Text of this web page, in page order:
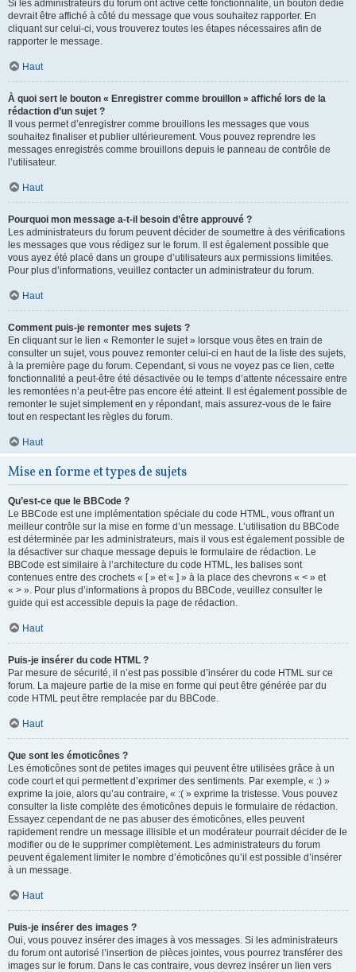
Si les administrateurs du forum ont activé cette fonctionnalité, un bouton dédié
devrait être affiché à côté du message que vous souhaitez rapporter. En
cliquant sur celui-ci, vous trouverez toutes les étapes nécessaires afin de
rapporter le message.
Haut
À quoi sert le bouton « Enregistrer comme brouillon » affiché lors de la
rédaction d’un sujet ?
Il vous permet d’enregistrer comme brouillons les messages que vous
souhaitez finaliser et publier ultérieurement. Vous pouvez reprendre les
messages enregistrés comme brouillons depuis le panneau de contrôle de
l’utilisateur.
Haut
Pourquoi mon message a-t-il besoin d’être approuvé ?
Les administrateurs du forum peuvent décider de soumettre à des vérifications
les messages que vous rédigez sur le forum. Il est également possible que
vous ayez été placé dans un groupe d’utilisateurs aux permissions limitées.
Pour plus d’informations, veuillez contacter un administrateur du forum.
Haut
Comment puis-je remonter mes sujets ?
En cliquant sur le lien « Remonter le sujet » lorsque vous êtes en train de
consulter un sujet, vous pouvez remonter celui-ci en haut de la liste des sujets,
à la première page du forum. Cependant, si vous ne voyez pas ce lien, cette
fonctionnalité a peut-être été désactivée ou le temps d’attente nécessaire entre
les remontées n’a peut-être pas encore été atteint. Il est également possible de
remonter le sujet simplement en y répondant, mais assurez-vous de le faire
tout en respectant les règles du forum.
Haut
Mise en forme et types de sujets
Qu’est-ce que le BBCode ?
Le BBCode est une implémentation spéciale du code HTML, vous offrant un
meilleur contrôle sur la mise en forme d’un message. L’utilisation du BBCode
est déterminée par les administrateurs, mais il vous est également possible de
la désactiver sur chaque message depuis le formulaire de rédaction. Le
BBCode est similaire à l’architecture du code HTML, les balises sont
contenues entre des crochets « [ » et « ] » à la place des chevrons « < » et
« > ». Pour plus d’informations à propos du BBCode, veuillez consulter le
guide qui est accessible depuis la page de rédaction.
Haut
Puis-je insérer du code HTML ?
Par mesure de sécurité, il n’est pas possible d’insérer du code HTML sur ce
forum. La majeure partie de la mise en forme qui peut être générée par du
code HTML peut être remplacée par du BBCode.
Haut
Que sont les émoticônes ?
Les émoticônes sont de petites images qui peuvent être utilisées grâce à un
code court et qui permettent d’exprimer des sentiments. Par exemple, « :) »
exprime la joie, alors qu’au contraire, « :( » exprime la tristesse. Vous pouvez
consulter la liste complète des émoticônes depuis le formulaire de rédaction.
Essayez cependant de ne pas abuser des émoticônes, elles peuvent
rapidement rendre un message illisible et un modérateur pourrait décider de le
modifier ou de le supprimer complètement. Les administrateurs du forum
peuvent également limiter le nombre d’émoticônes qu’il est possible d’insérer
à un message.
Haut
Puis-je insérer des images ?
Oui, vous pouvez insérer des images à vos messages. Si les administrateurs
du forum ont autorisé l’insertion de pièces jointes, vous pourrez transférer des
images sur le forum. Dans le cas contraire, vous devrez insérer un lien vers